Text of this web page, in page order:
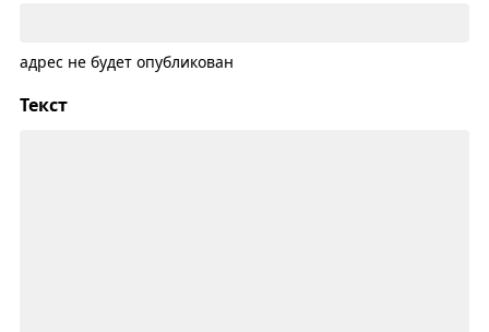
адрес не будет опубликован
Текст